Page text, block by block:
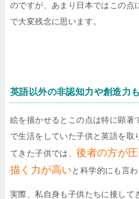
のですが、あまり日本ではこの点
で大変残念に思います。
英語以外の非認知力や創造力
絵を描かせるとこの点は特に顕著
で生活をしていた子供と英語を取
てきた子供では、後者の方が
描く力が高いと科学的にも言わ
実際、私自身も子供たちに接して